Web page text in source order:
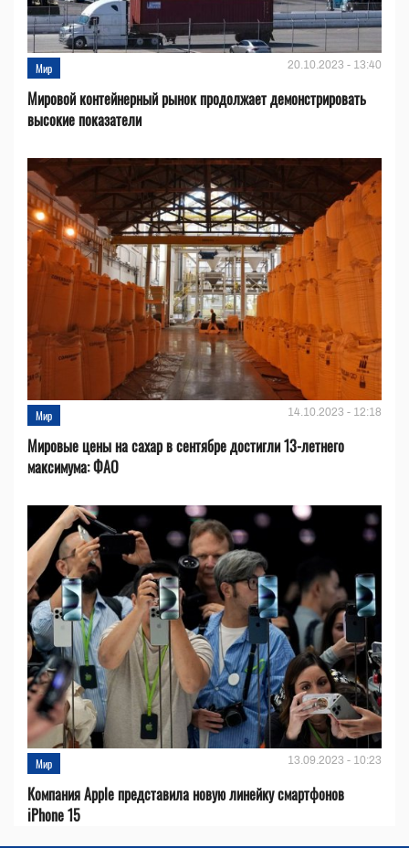
Мир 20.10.2023 - 13:40
Мировой контейнерный рынок продолжает демонстрировать
высокие показатели
Мир 14.10.2023 - 12:18
Мировые цены на сахар в сентябре достигли 13-летнего
максимума: ФАО
Мир 13.09.2023 - 10:23
Компания Apple представила новую линейку смартфонов
iPhone 15